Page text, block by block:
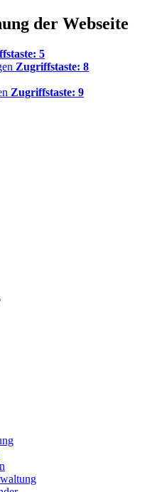
der Webseite
5
Zugriffstaste: 8
Zugriffstaste: 9